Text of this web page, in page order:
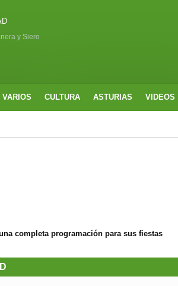
y Siero
VARIOS CULTURA ASTURIAS VIDEOS
completa programación para sus fiestas